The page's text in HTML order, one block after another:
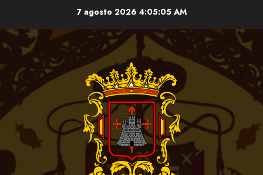
contenido
7 agosto 2026 4:05:05 AM